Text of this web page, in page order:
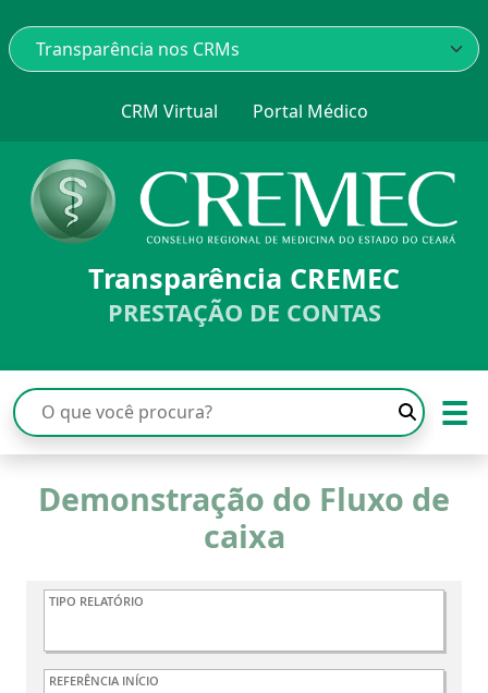
CRM Virtual Portal Médico
Transparência CREMEC
PRESTAÇÃO DE CONTAS
☰
Demonstração do Fluxo de
caixa